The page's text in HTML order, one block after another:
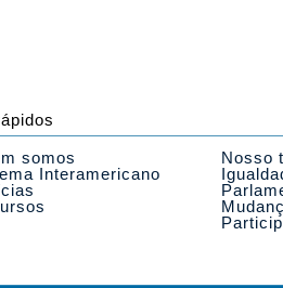
somos
Interamericano
Nosso